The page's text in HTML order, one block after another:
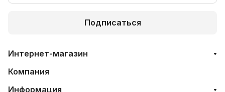
Подписаться
Интернет-магазин
Компания
Информация